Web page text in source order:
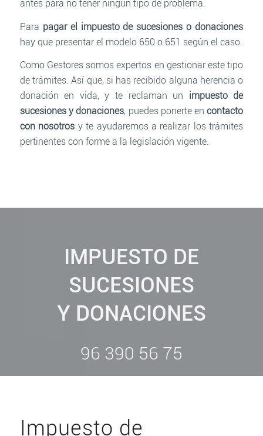
antes para no tener ningún tipo de problema.
Para pagar el impuesto de sucesiones o donaciones
hay que presentar el modelo 650 o 651 según el caso.
Como Gestores somos expertos en gestionar este tipo
de trámites. Así que, si has recibido alguna herencia o
donación en vida, y te reclaman un impuesto de
sucesiones y donaciones, puedes ponerte encontacto
con nosotros y te ayudaremos a realizar los trámites
pertinentes con forme a la legislación vigente.
IMPUESTO DE
SUCESIONES
Y DONACIONES
96 390 56 75
Impuesto de